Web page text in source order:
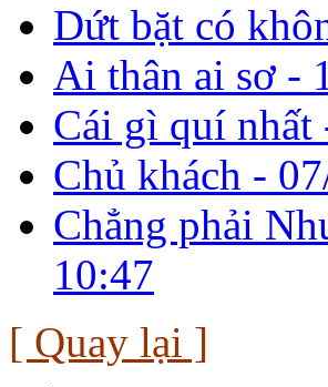
Dứt bặt có
Ai thân ai sơ -
Cái gì quí nhất
Chủ khách -
Chẳng phải
10:47
[ Quay lại ]